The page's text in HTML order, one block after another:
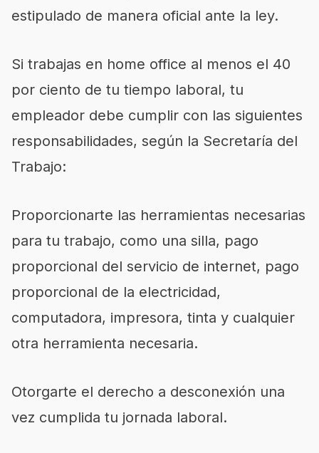
estipulado de manera oficial ante la ley.
Si trabajas en home office al menos el 40
por ciento de tu tiempo laboral, tu
empleador debe cumplir con las siguientes
responsabilidades, según la Secretaría del
Trabajo:
Proporcionarte las herramientas necesarias
para tu trabajo, como una silla, pago
proporcional del servicio de internet, pago
proporcional de la electricidad,
computadora, impresora, tinta y cualquier
otra herramienta necesaria.
Otorgarte el derecho a desconexión una
vez cumplida tu jornada laboral.